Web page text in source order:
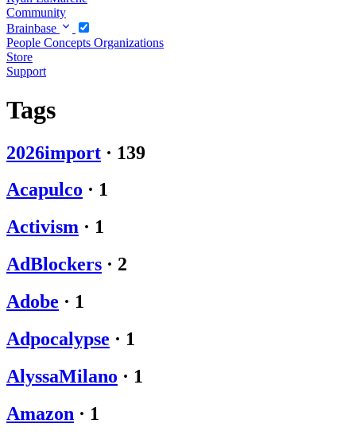
Community
Brainbase
People Concepts Organizations
Store
Support
Tags
2026import · 139
Acapulco · 1
Activism · 1
AdBlockers · 2
Adobe · 1
Adpocalypse · 1
AlyssaMilano · 1
Amazon · 1